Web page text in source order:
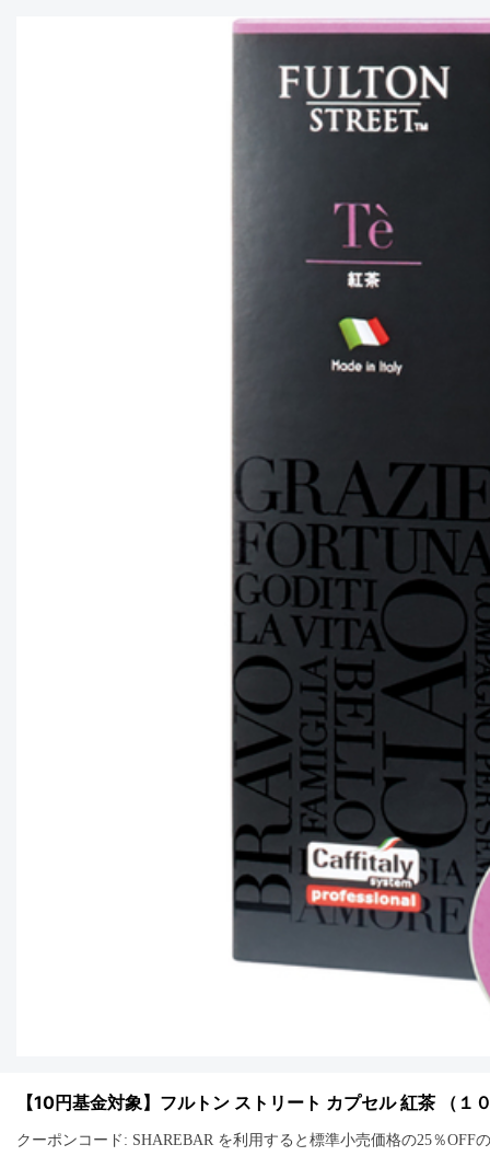
【10円基金対象】フルトン ストリート カプセル 紅茶 （１
クーポンコード: SHAREBAR を利用すると標準小売価格の25％OFF